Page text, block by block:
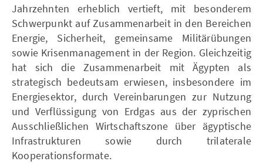
Jahrzehnten erheblich vertieft, mit besonderem
Schwerpunkt auf Zusammenarbeit in den Bereichen
Energie, Sicherheit, gemeinsame Militärübungen
sowie Krisenmanagement in der Region. Gleichzeitig
hat sich die Zusammenarbeit mit Ägypten als
strategisch bedeutsam erwiesen, insbesondere im
Energiesektor, durch Vereinbarungen zur Nutzung
und Verflüssigung von Erdgas aus der zyprischen
Ausschließlichen Wirtschaftszone über ägyptische
Infrastrukturen sowie durch trilaterale
Kooperationsformate.